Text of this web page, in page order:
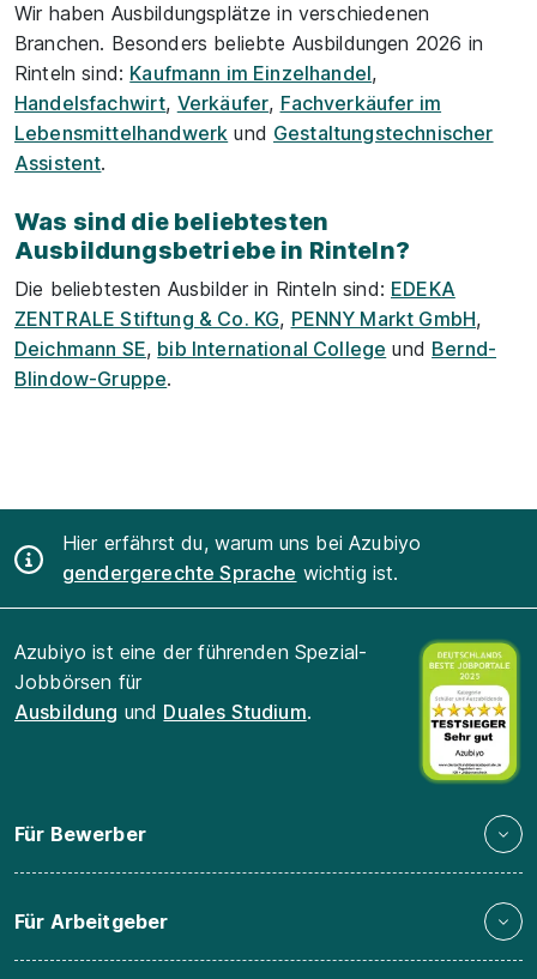
Wir haben Ausbildungsplätze in verschiedenen
Branchen. Besonders beliebte Ausbildungen 2026 in
Rinteln sind: Kaufmann im Einzelhandel,
Handelsfachwirt, Verkäufer, Fachverkäufer im
Lebensmittelhandwerk und Gestaltungstechnischer
Assistent.
Was sind die beliebtesten
Ausbildungsbetriebe in Rinteln?
Die beliebtesten Ausbilder in Rinteln sind: EDEKA
ZENTRALE Stiftung & Co. KG, PENNY Markt GmbH,
Deichmann SE, bib International College und Bernd-
Blindow-Gruppe.
Hier erfährst du, warum uns bei Azubiyo
gendergerechte Sprache wichtig ist.
Azubiyo ist eine der führenden Spezial-
Jobbörsen für
Ausbildung und Duales Studium.
Für Bewerber
Für Arbeitgeber